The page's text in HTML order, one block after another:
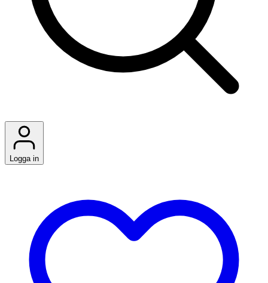
Logga in